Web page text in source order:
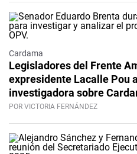
Cardama
Legisladores del Frente
expresidente Lacalle Pou
investigadora sobre
POR VICTORIA FERNÁNDEZ